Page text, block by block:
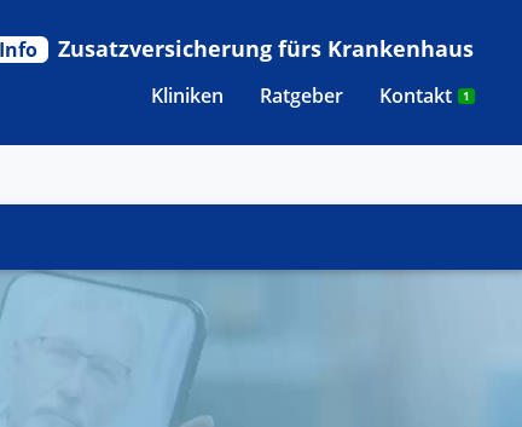
Kliniken
Ratgeber Kontakt 1
Info Zusatzversicherung fürs Krankenhaus